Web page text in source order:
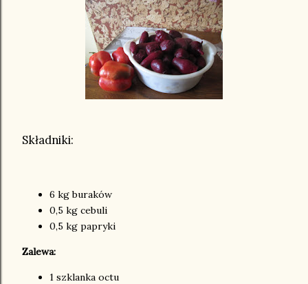
Składniki:
6 kg buraków
0,5 kg cebuli
0,5 kg papryki
Zalewa:
1 szklanka octu